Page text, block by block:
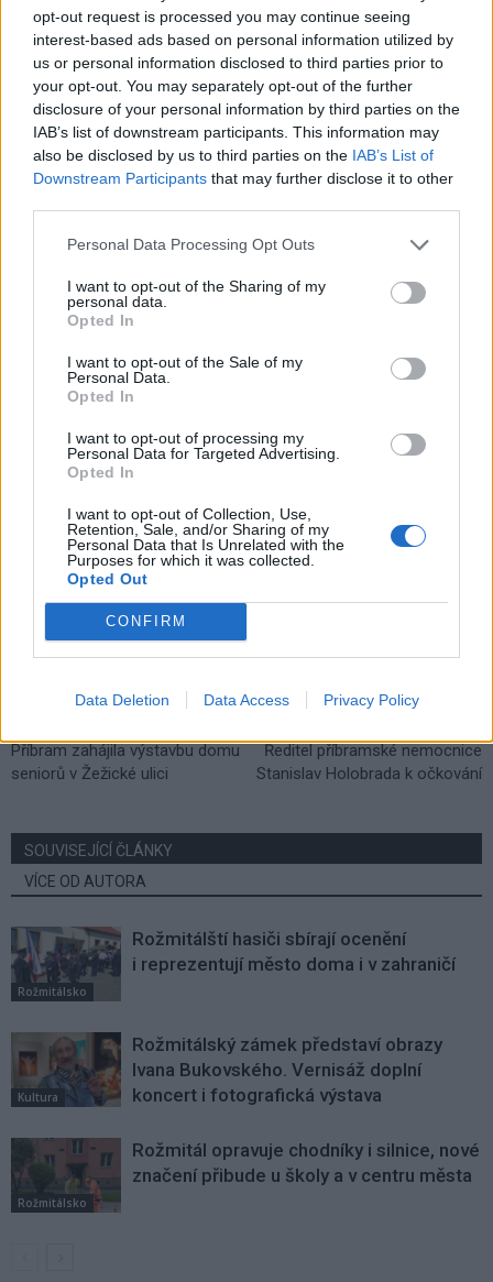
opt-out request is processed you may continue seeing
interest-based ads based on personal information utilized by
us or personal information disclosed to third parties prior to
your opt-out. You may separately opt-out of the further
disclosure of your personal information by third parties on the
IAB’s list of downstream participants. This information may
also be disclosed by us to third parties on the IAB’s List of
Downstream Participants that may further disclose it to other
Personal Data Processing Opt Outs
I want to opt-out of the Sharing of my
personal data.
Opted In
I want to opt-out of the Sale of my
Personal Data.
Opted In
I want to opt-out of processing my
Personal Data for Targeted Advertising.
Opted In
I want to opt-out of Collection, Use,
Retention, Sale, and/or Sharing of my
Personal Data that Is Unrelated with the
Purposes for which it was collected.
Opted Out
CONFIRM
Data Deletion Data Access Privacy Policy
Aleš Haluska už pro rybáře „šoféruje“ dvacet let
Komentáře
Aleš Haluska Hutě pod Třemšínem
Kotelský rybník
Příbram zahájila výstavbu domu
seniorů v Žežické ulici
Ředitel příbramské nemocnice
Stanislav Holobrada k očkování
SOUVISEJÍCÍ ČLÁNKY
VÍCE OD AUTORA
Rožmitálsko
Rožmitálští hasiči sbírají ocenění
i reprezentují město doma i v zahraničí
Kultura
Rožmitálský zámek představí obrazy
Ivana Bukovského. Vernisáž doplní
koncert i fotografická výstava
Rožmitálsko
Rožmitál opravuje chodníky i silnice, nové
značení přibude u školy a v centru města